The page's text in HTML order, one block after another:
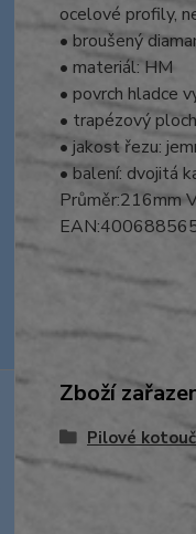
ocelové profily,
• broušený
• materiál: HM
• povrch hladce
• trapézový
• jakost řezu:
• balení: dvojitá
Průměr:216mm
Zboží
Pilové